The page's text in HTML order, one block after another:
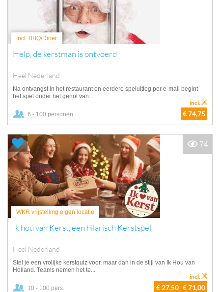
Incl. BBQ/Diner
Help, de kerstman is ontvoerd
Heel Nederland
Na ontvangst in het restaurant en eerdere speluitleg per e-mail begint
het spel onder het genot van...
6 - 100 personen € 74,75
incl.
WKR vrijstelling eigen locatie
Ik hou van Kerst, een hilarisch Kerstspel
Heel Nederland
Stel je een vrolijke kerstquiz voor, maar dan in de stijl van Ik Hou van
Holland. Teams nemen het te...
10 - 100 pers. € 27,50 € 71,00
incl.
74